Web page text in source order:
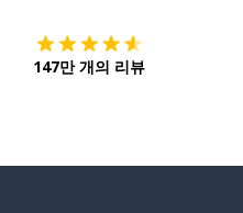
147만 개의 리뷰